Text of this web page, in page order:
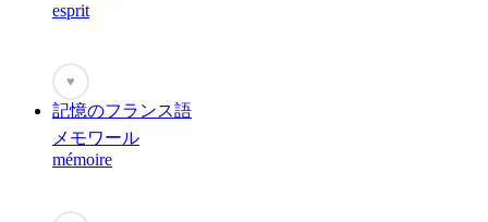
esprit
♥
記憶のフランス語
メモワール
mémoire